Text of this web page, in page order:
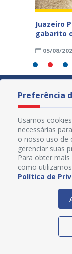
Juazeiro
gabarito
05/08/
Preferência
Usamos
necessárias
o nosso uso de
gerenciar suas
Para obter
como
Política de